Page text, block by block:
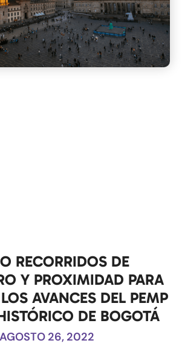
RECORRIDOS DE
Y PROXIMIDAD PARA
AVANCES DEL PEMP
DE BOGOTÁ
AGOSTO 26, 2022